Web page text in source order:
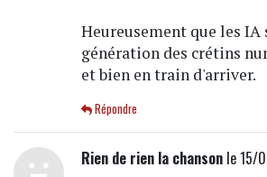
Heureusement que les IA
génération des crétins
et bien en train d'arriver.
Répondre
Rien de rien la chansonle 15/